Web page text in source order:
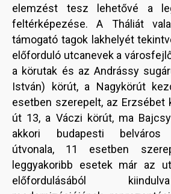
elemzést tesz lehetővé a
feltérképezése. A Tháliát
támogató tagok lakhelyét
előforduló utcanevek a
a körutak és az Andrássy
István) körút, a Nagykörút
esetben szerepelt, az Erzsébet
út 13, a Váczi körút, ma
akkori budapesti belváros
útvonala, 11 esetben
leggyakoribb esetek már az
előfordulásából